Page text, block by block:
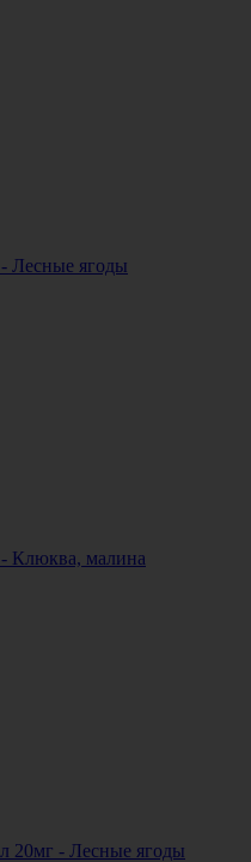
Лесные ягоды
Клюква, малина
20мг - Лесные ягоды